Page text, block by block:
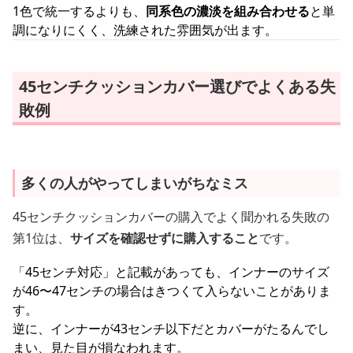
1色で統一するよりも、 同系色の濃淡を組み合わせると単
調になりにくく、洗練された雰囲気が出ます。
45センチクッションカバー選びでよくある失
敗例
多くの人がやってしまいがちなミス
45センチクッションカバーの購入でよく聞かれる失敗の
第1位は、 サイズを確認せずに購入することです。
「45センチ対応」と記載があっても、インナーのサイズ
が46〜47センチの場合はきつくて入らないことがありま
す。
逆に、インナーが43センチ以下だとカバーがたるんでし
まい、見た目が損なわれます。